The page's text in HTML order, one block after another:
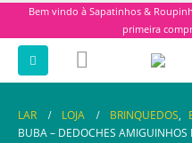
Bem vindo à Sapatinhos &
primeira
LAR LOJA BRINQUEDOS,
BUBA – DEDOCHES AMIGUINHOS